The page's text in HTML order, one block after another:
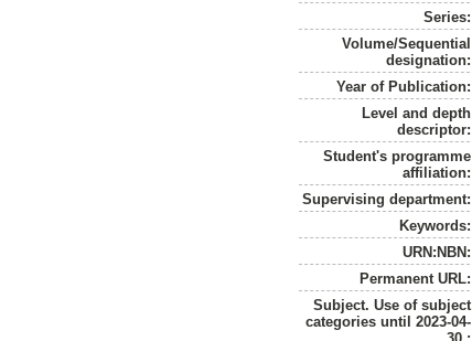
Series:
Volume/Sequential
designation:
Year of Publication:
Level and depth
descriptor:
Student's programme
affiliation:
Supervising department:
Keywords:
URN:NBN:
Permanent URL:
Subject. Use of subject
categories until 2023-04-